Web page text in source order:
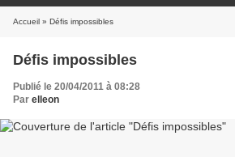
Accueil » Défis impossibles
Défis impossibles
Publié le 20/04/2011 à 08:28
Par elleon